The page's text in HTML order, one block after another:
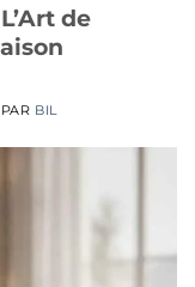
de
PAR BIL